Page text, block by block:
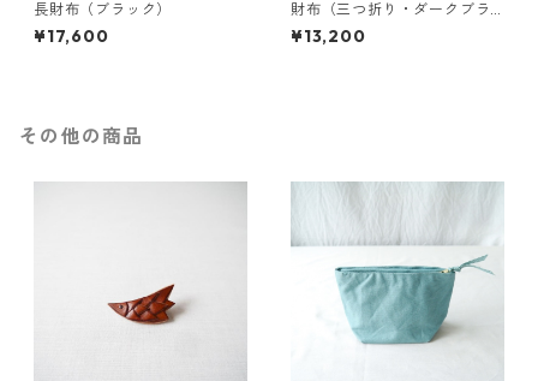
長財布（ブラック）
¥17,600
財布（三つ折り・ダークブラ
ウン）
¥13,200
その他の商品